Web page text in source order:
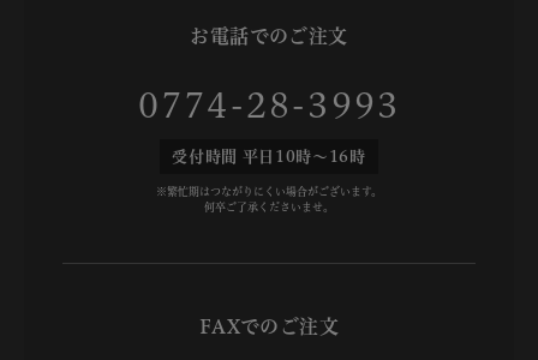
お電話でのご注文
0774-28-3993
受付時間 平日10時～16時
※繁忙期はつながりにくい場合がございます。
何卒ご了承くださいませ。
FAXでのご注文